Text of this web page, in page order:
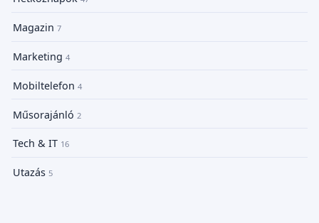
Magazin 7
Marketing 4
Mobiltelefon 4
Műsorajánló 2
Tech & IT 16
Utazás 5